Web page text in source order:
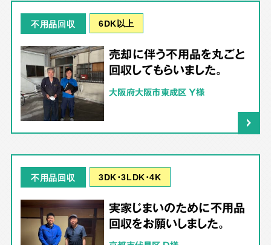
不用品回収 6DK以上
売却に伴う不用品を丸ごと
回収してもらいました。
大阪府大阪市東成区 Y様
不用品回収 3DK･3LDK･4K
実家じまいのために不用品
回収をお願いしました。